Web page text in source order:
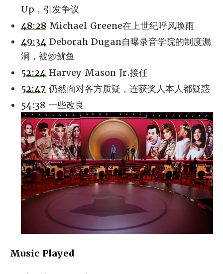
Up，引发争议
48:28 Michael Greene在上世纪呼风唤雨
49:34 Deborah Dugan自曝录音学院的制度漏
洞，被炒鱿鱼
52:24 Harvey Mason Jr.接任
52:47 仍然面对各方质疑，连获奖人本人都疑惑
54:38 一些改良
Music Played